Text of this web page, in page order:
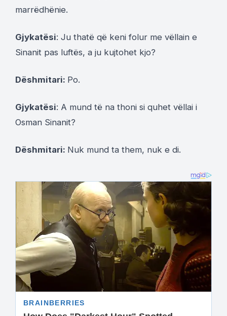
marrëdhënie.
Gjykatësi: Ju thatë që keni folur me vëllain e
Sinanit pas luftës, a ju kujtohet kjo?
Dëshmitari: Po.
Gjykatësi: A mund të na thoni si quhet vëllai i
Osman Sinanit?
Dëshmitari: Nuk mund ta them, nuk e di.